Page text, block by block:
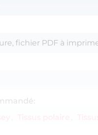
fichier PDF à